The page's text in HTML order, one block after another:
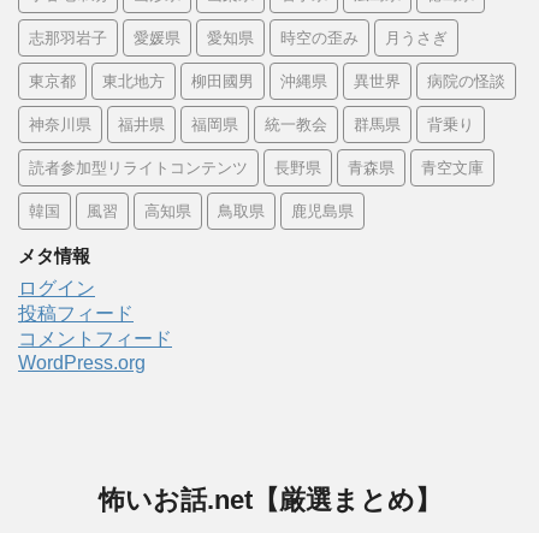
志那羽岩子 愛媛県 愛知県 時空の歪み 月うさぎ
東京都 東北地方 柳田國男 沖縄県 異世界 病院の怪談
神奈川県 福井県 福岡県 統一教会 群馬県 背乗り
読者参加型リライトコンテンツ 長野県 青森県 青空文庫
韓国 風習 高知県 鳥取県 鹿児島県
メタ情報
ログイン
投稿フィード
コメントフィード
WordPress.org
怖いお話.net【厳選まとめ】